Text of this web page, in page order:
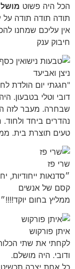
הכל היה פשוט
תודה תודה תודה על
אין עליכם שמחנו
חיבוק ענק
ניצן ואביעד
"חגגתי יום הולדת
דובי וטלי בטבעון.
שבחרה. מעבר לזה
נהדרים ביחד
טעים תוצרת בית.
שרי פז
״סדנאות ייחודיות,
קסם של אנשים
ממליץ בחום יוקד!!!!״
איתן פורקוש
לקחתי את שתי
ודובי. היה מושלם.
כל אחת יצרה תכשיט